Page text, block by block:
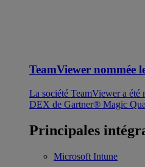
TeamViewer nommée
La société TeamViewer a été
DEX de Gartner® Magic
Principales
Microsoft Intune